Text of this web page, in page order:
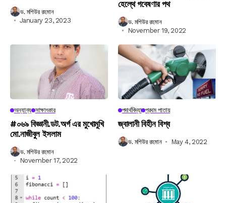
ড. মশিউর রহমান
January 23, 2023
হেল্থে গবেষণার পথ
ড. মশিউর রহমান
November 19, 2022
অন্যান্য সাক্ষাৎকার
#০৬৯ বিজ্ঞানী.ডট.অর্গ এর মুখোমুখি
মো.নাজীবুল ইসলাম
ড. মশিউর রহমান
November 17, 2022
পদার্থবিদ্যা প্রথম পাতায়
জ্বালানী বিহীন বিশ্ব
ড. মশিউর রহমান May 4, 2022